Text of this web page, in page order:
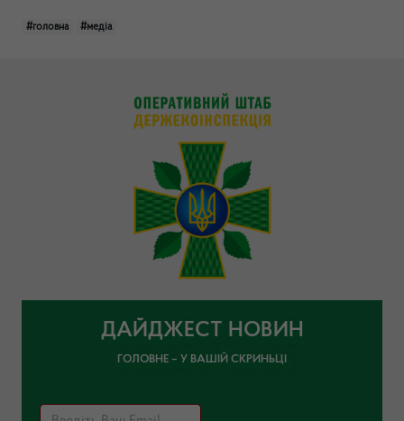
#головна #медіа
ДАЙДЖЕСТ НОВИН
ГОЛОВНЕ – У ВАШІЙ СКРИНЬЦІ